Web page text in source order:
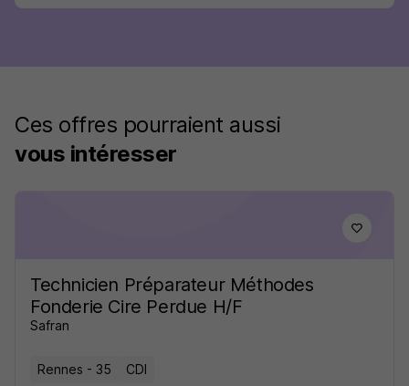
Ces offres pourraient aussi
vous intéresser
Technicien Préparateur Méthodes
Fonderie Cire Perdue H/F
Safran
Rennes - 35 CDI